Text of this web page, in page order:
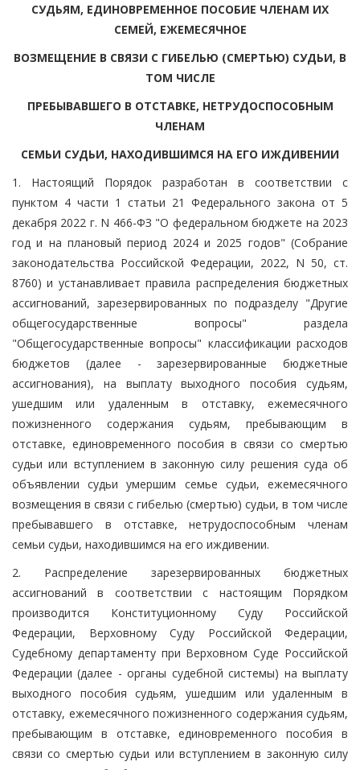
СУДЬЯМ, ЕДИНОВРЕМЕННОЕ ПОСОБИЕ ЧЛЕНАМ ИХ
СЕМЕЙ, ЕЖЕМЕСЯЧНОЕ
ВОЗМЕЩЕНИЕ В СВЯЗИ С ГИБЕЛЬЮ (СМЕРТЬЮ) СУДЬИ, В
ТОМ ЧИСЛЕ
ПРЕБЫВАВШЕГО В ОТСТАВКЕ, НЕТРУДОСПОСОБНЫМ
ЧЛЕНАМ
СЕМЬИ СУДЬИ, НАХОДИВШИМСЯ НА ЕГО ИЖДИВЕНИИ
1. Настоящий Порядок разработан в соответствии с
пунктом 4 части 1 статьи 21 Федерального закона от 5
декабря 2022 г. N 466-ФЗ "О федеральном бюджете на 2023
год и на плановый период 2024 и 2025 годов" (Собрание
законодательства Российской Федерации, 2022, N 50, ст.
8760) и устанавливает правила распределения бюджетных
ассигнований, зарезервированных по подразделу "Другие
общегосударственные вопросы" раздела
"Общегосударственные вопросы" классификации расходов
бюджетов (далее - зарезервированные бюджетные
ассигнования), на выплату выходного пособия судьям,
ушедшим или удаленным в отставку, ежемесячного
пожизненного содержания судьям, пребывающим в
отставке, единовременного пособия в связи со смертью
судьи или вступлением в законную силу решения суда об
объявлении судьи умершим семье судьи, ежемесячного
возмещения в связи с гибелью (смертью) судьи, в том числе
пребывавшего в отставке, нетрудоспособным членам
семьи судьи, находившимся на его иждивении.
2. Распределение зарезервированных бюджетных
ассигнований в соответствии с настоящим Порядком
производится Конституционному Суду Российской
Федерации, Верховному Суду Российской Федерации,
Судебному департаменту при Верховном Суде Российской
Федерации (далее - органы судебной системы) на выплату
выходного пособия судьям, ушедшим или удаленным в
отставку, ежемесячного пожизненного содержания судьям,
пребывающим в отставке, единовременного пособия в
связи со смертью судьи или вступлением в законную силу